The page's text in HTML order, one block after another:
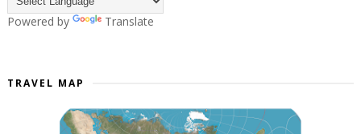
Powered by Translate
TRAVEL MAP